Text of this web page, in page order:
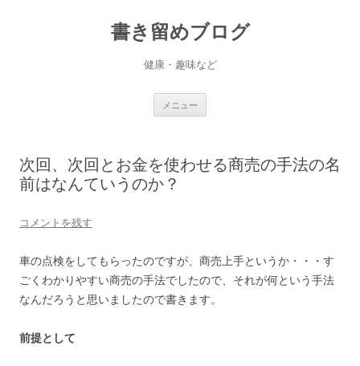
書き留めブログ
健康・趣味など
メニュー
ス
キ
次回、次回とお金を使わせる商売の手法の名
前はなんていうのか？
コメントを残す
車の点検をしてもらったのですが、商売上手というか・・・す
ごくわかりやすい商売の手法でしたので、それが何という手法
なんだろうと思いましたので書きます。
前提として